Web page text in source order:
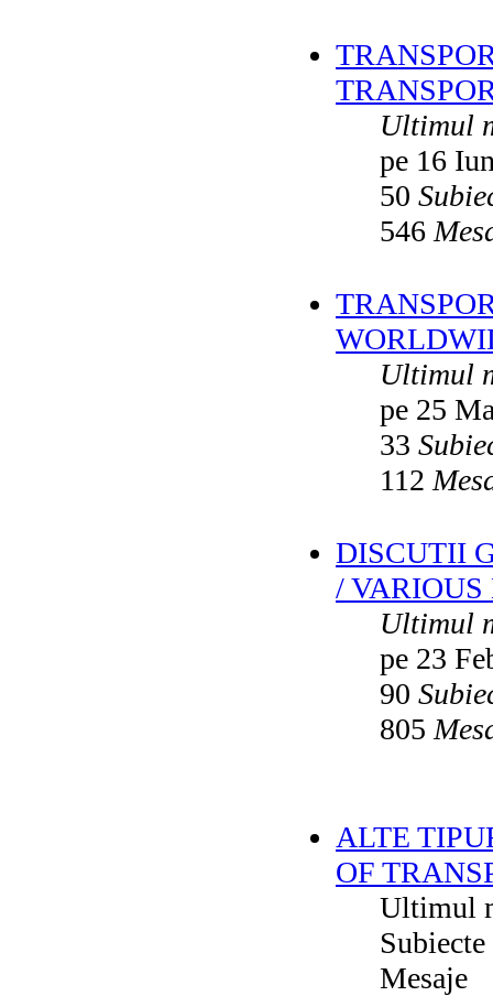
Ultimul
pe 16
50
546
Ultimul
pe 25
33
112
DISCUTII
/ VARIOUS
Ultimul
pe 23
90
805
ALTE
OF
Ultimul
Subiecte
Mesaje